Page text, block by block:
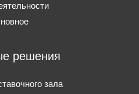
решения
зала